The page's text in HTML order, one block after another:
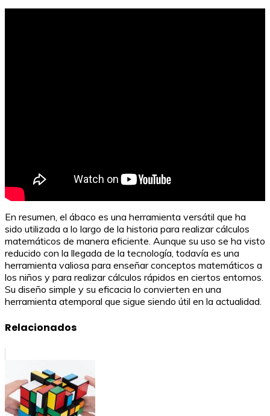
En resumen, el ábaco es una herramienta versátil que ha
sido utilizada a lo largo de la historia para realizar cálculos
matemáticos de manera eficiente. Aunque su uso se ha visto
reducido con la llegada de la tecnología, todavía es una
herramienta valiosa para enseñar conceptos matemáticos a
los niños y para realizar cálculos rápidos en ciertos entornos.
Su diseño simple y su eficacia lo convierten en una
herramienta atemporal que sigue siendo útil en la actualidad.
Relacionados